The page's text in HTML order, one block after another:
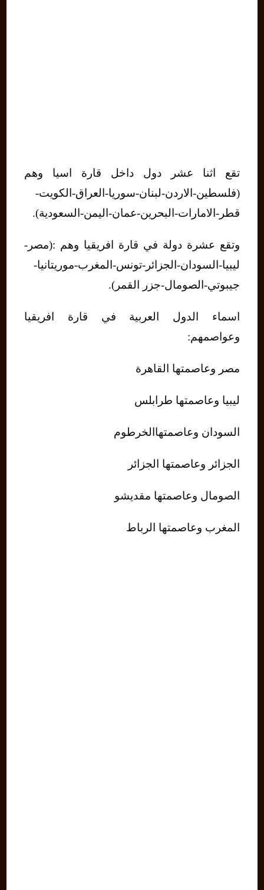
تقع اثنا عشر دول داخل قارة اسيا وهم
(فلسطين-الاردن-لبنان-سوريا-العراق-الكويت-
قطر-الامارات-البحرين-عمان-اليمن-السعودية).
وتقع عشرة دولة في قارة افريقيا وهم :(مصر-
ليبيا-السودان-الجزائر-تونس-المغرب-موريتانيا-
جيبوتي-الصومال-جزر القمر).
اسماء الدول العربية في قارة افريقيا
وعواصمهم:
مصر وعاصمتها القاهرة
ليبيا وعاصمتها طرابلس
السودان وعاصمتهاالخرطوم
الجزائر وعاصمتها الجزائر
الصومال وعاصمتها مقديشو
المغرب وعاصمتها الرباط